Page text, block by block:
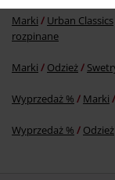
Marki Urban Classics
rozpinane
Marki Odzież
Wyprzedaż % Marki
Wyprzedaż % Odzież